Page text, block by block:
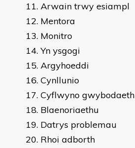
Arwain trwy esiampl
Mentora
Monitro
Yn ysgogi
Argyhoeddi
Cynllunio
Cyflwyno gwybodaeth
Blaenoriaethu
Datrys problemau
Rhoi adborth